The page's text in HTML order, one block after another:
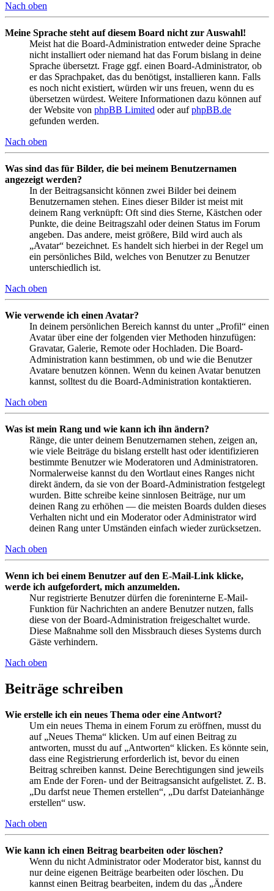
Nach oben
Meine Sprache steht auf diesem Board nicht zur Auswahl!
Meist hat die Board-Administration entweder deine Sprache
nicht installiert oder niemand hat das Forum bislang in deine
Sprache übersetzt. Frage ggf. einen Board-Administrator, ob
er das Sprachpaket, das du benötigst, installieren kann. Falls
es noch nicht existiert, würden wir uns freuen, wenn du es
übersetzen würdest. Weitere Informationen dazu können auf
der Website von phpBB Limited oder aufphpBB.de
gefunden werden.
Nach oben
Was sind das für Bilder, die bei meinem Benutzernamen
angezeigt werden?
In der Beitragsansicht können zwei Bilder bei deinem
Benutzernamen stehen. Eines dieser Bilder ist meist mit
deinem Rang verknüpft: Oft sind dies Sterne, Kästchen oder
Punkte, die deine Beitragszahl oder deinen Status im Forum
angeben. Das andere, meist größere, Bild wird auch als
„Avatar“ bezeichnet. Es handelt sich hierbei in der Regel um
ein persönliches Bild, welches von Benutzer zu Benutzer
unterschiedlich ist.
Nach oben
Wie verwende ich einen Avatar?
In deinem persönlichen Bereich kannst du unter „Profil“ einen
Avatar über eine der folgenden vier Methoden hinzufügen:
Gravatar, Galerie, Remote oder Hochladen. Die Board-
Administration kann bestimmen, ob und wie die Benutzer
Avatare benutzen können. Wenn du keinen Avatar benutzen
kannst, solltest du die Board-Administration kontaktieren.
Nach oben
Was ist mein Rang und wie kann ich ihn ändern?
Ränge, die unter deinem Benutzernamen stehen, zeigen an,
wie viele Beiträge du bislang erstellt hast oder identifizieren
bestimmte Benutzer wie Moderatoren und Administratoren.
Normalerweise kannst du den Wortlaut eines Ranges nicht
direkt ändern, da sie von der Board-Administration festgelegt
wurden. Bitte schreibe keine sinnlosen Beiträge, nur um
deinen Rang zu erhöhen — die meisten Boards dulden dieses
Verhalten nicht und ein Moderator oder Administrator wird
deinen Rang unter Umständen einfach wieder zurücksetzen.
Nach oben
Wenn ich bei einem Benutzer auf den E-Mail-Link klicke,
werde ich aufgefordert, mich anzumelden.
Nur registrierte Benutzer dürfen die foreninterne E-Mail-
Funktion für Nachrichten an andere Benutzer nutzen, falls
diese von der Board-Administration freigeschaltet wurde.
Diese Maßnahme soll den Missbrauch dieses Systems durch
Gäste verhindern.
Nach oben
Beiträge schreiben
Wie erstelle ich ein neues Thema oder eine Antwort?
Um ein neues Thema in einem Forum zu eröffnen, musst du
auf „Neues Thema“ klicken. Um auf einen Beitrag zu
antworten, musst du auf „Antworten“ klicken. Es könnte sein,
dass eine Registrierung erforderlich ist, bevor du einen
Beitrag schreiben kannst. Deine Berechtigungen sind jeweils
am Ende der Foren- und der Beitragsansicht aufgelistet. Z. B.
„Du darfst neue Themen erstellen“, „Du darfst Dateianhänge
erstellen“ usw.
Nach oben
Wie kann ich einen Beitrag bearbeiten oder löschen?
Wenn du nicht Administrator oder Moderator bist, kannst du
nur deine eigenen Beiträge bearbeiten oder löschen. Du
kannst einen Beitrag bearbeiten, indem du das „Ändere